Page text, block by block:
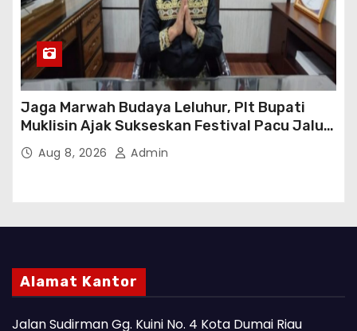
Jaga Marwah Budaya Leluhur, Plt Bupati
Muklisin Ajak Sukseskan Festival Pacu Jalur
2026Aug 8, 2026 Admin
Alamat Kantor
Jalan Sudirman Gg. Kuini No. 4 Kota Dumai Riau